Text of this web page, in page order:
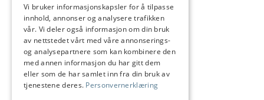
Informasjon
Salgsbetingelser
Frakt og levering
Angrerett
Reklamasjon
ENGLISH
Vi bruker informasjonskapsler for å tilpasse
innhold, annonser og analysere trafikken
vår. Vi deler også informasjon om din bruk
av nettstedet vårt med våre annonserings-
og analysepartnere som kan kombinere den
med annen informasjon du har gitt dem
eller som de har samlet inn fra din bruk av
tjenestene deres. Personvernerklæring